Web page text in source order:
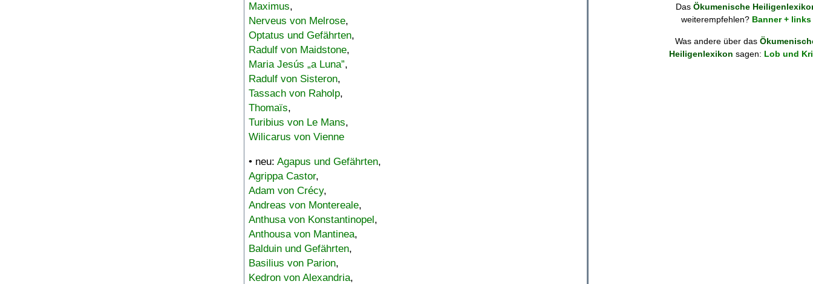
Maximus,
Nerveus von Melrose,
Optatus und Gefährten,
Radulf von Maidstone,
Maria Jesús „a Luna”,
Radulf von Sisteron,
Tassach von Raholp,
Thomaïs,
Turibius von Le Mans,
Wilicarus von Vienne
• neu: Agapus und Gefährten,
Agrippa Castor,
Adam von Crécy,
Andreas von Montereale,
Anthusa von Konstantinopel,
Anthousa von Mantinea,
Balduin und Gefährten,
Basilius von Parion,
Kedron von Alexandria,
Das Ökumenische
weiterempfehlen? Banner + links
Was andere über das
Heiligenlexikon sagen: Lob und